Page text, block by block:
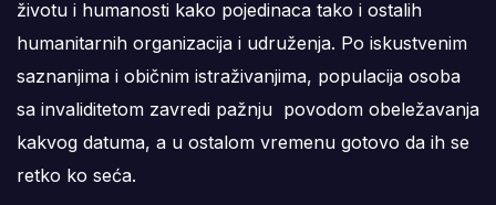
životu i humanosti kako pojedinaca tako i ostalih
humanitarnih organizacija i udruženja. Po iskustvenim
saznanjima i običnim istraživanjima, populacija osoba
sa invaliditetom zavredi pažnju povodom obeležavanja
kakvog datuma, a u ostalom vremenu gotovo da ih se
retko ko seća.